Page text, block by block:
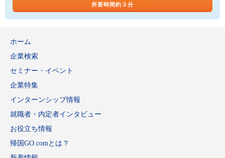
所要時間約３分
ホーム
企業検索
セミナー・イベント
企業特集
インターンシップ情報
就職者・内定者インタビュー
お役立ち情報
帰国GO.comとは？